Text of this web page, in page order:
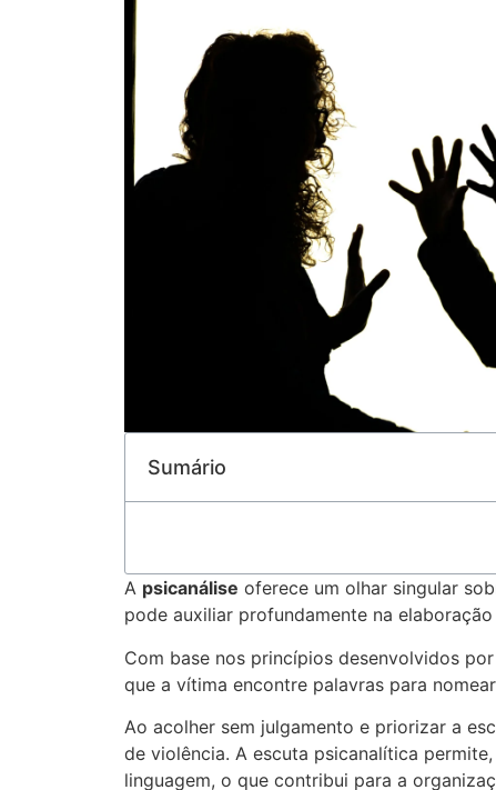
Sumário
A psicanálise oferece um olhar singular
pode auxiliar profundamente na
Com base nos princípios desenvolvidos
que a vítima encontre palavras para
Ao acolher sem julgamento e priorizar a
de violência. A escuta psicanalítica
linguagem, o que contribui para a